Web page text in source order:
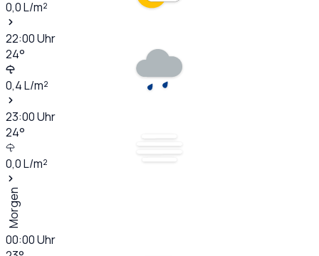
0,0L/m²
22:00Uhr
24°
0,4L/m²
23:00Uhr
24°
0,0L/m²
Morgen
00:00Uhr